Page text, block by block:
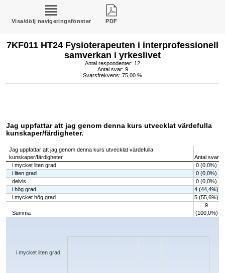
Visa/dölj navigeringsfönster PDF
7KF011 HT24 Fysioterapeuten i interprofessionell
samverkan i yrkeslivet
Antal respondenter: 12
Antal svar: 9
Svarsfrekvens: 75,00 %
Jag uppfattar att jag genom denna kurs utvecklat värdefulla
kunskaper/färdigheter.
Jag uppfattar att jag genom denna kurs utvecklat värdefulla
kunskaper/färdigheter.
Antal svar
i mycket liten grad
0 (0,0%)
i liten grad
0 (0,0%)
delvis
0 (0,0%)
i hög grad
4 (44,4%)
i mycket hög grad
5 (55,6%)
Summa
9
(100,0%)
Chart
The chart has 1 X axis displaying categories.
i mycket liten grad